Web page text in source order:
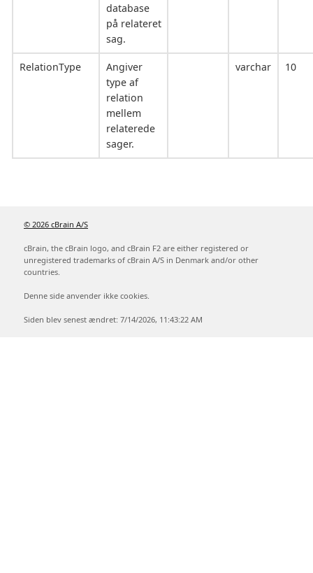
database
på relateret
sag.
RelationType
Angiver
type af
relation
mellem
relaterede
sager.
varchar 10
© 2026 cBrain A/S
cBrain, the cBrain logo, and cBrain F2 are either registered or
unregistered trademarks of cBrain A/S in Denmark and/or other
countries.
Denne side anvender ikke cookies.
Siden blev senest ændret: 7/14/2026, 11:43:22 AM